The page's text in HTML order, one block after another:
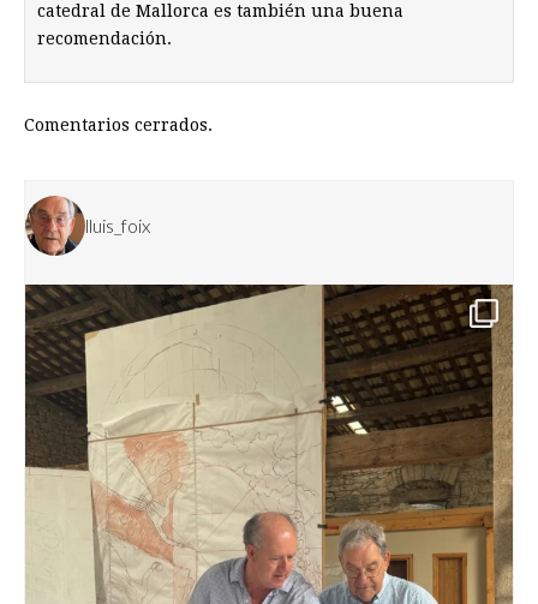
catedral de Mallorca es también una buena
recomendación.
Comentarios cerrados.
lluis_foix